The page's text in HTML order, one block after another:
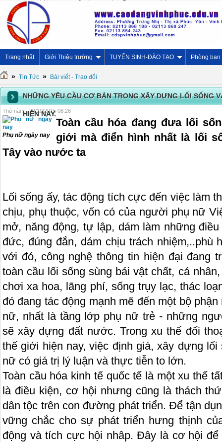
Trang nhất Giới Thiệu trường TUYỂN SINH-ĐÀO TẠO Phòng ban
» Tin Tức » Bài viết - Trao đổi
NHỮNG YÊU CẦU CƠ BẢN TRONG XÂY DỰNG LỐI SỐNG
HIỆN NAY.
Thứ năm - 29/10/2015 08:26
Phụ nữ ngày nay
Toàn cầu hóa đang đưa lối
giới mà điển hình nhất là lối
Tây vào nước ta
Lối sống ấy, tác động tích cực đến việc làm
chịu, phụ thuộc, vốn có của người phụ nữ
mở, năng động, tự lập, dám làm những
đức, đúng đắn, dám chịu trách nhiệm,..phù
với đó, công nghệ thông tin hiện đại đang
toàn cầu lối sống sùng bái vật chất, cá
chơi xa hoa, lãng phí, sống trụy lạc, thác
đó đang tác động mạnh mẽ đến một bộ
nữ, nhất là tầng lớp phụ nữ trẻ - những
sẽ xây dựng đất nước. Trong xu thế đối
thế giới hiện nay, việc định giá, xây dựng
nữ có giá trị lý luận và thực tiễn to lớn.
Toàn cầu hóa kinh tế quốc tế là một xu thế
là điều kiện, cơ hội nhưng cũng là thách
dân tộc trên con đường phát triển. Để tận
vững chắc cho sự phát triển hưng thịnh
động và tích cực hội nhâp. Đây là cơ hội để